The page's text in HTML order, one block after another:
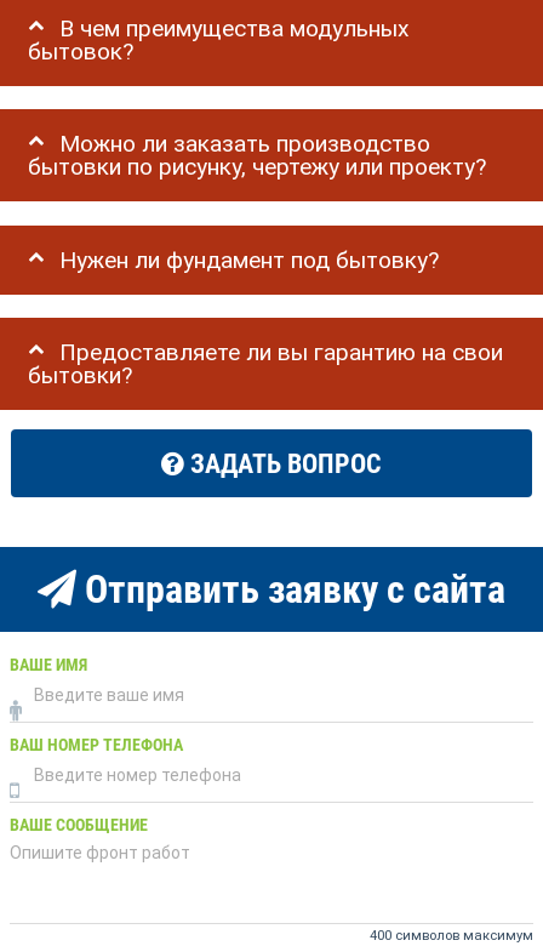
В чем преимущества модульных
бытовок?
Можно ли заказать производство
бытовки по рисунку, чертежу или проекту?
Нужен ли фундамент под бытовку?
Предоставляете ли вы гарантию на свои
бытовки?
ЗАДАТЬ ВОПРОС
Отправить заявку с сайта
ВАШЕ ИМЯ
ВАШ НОМЕР ТЕЛЕФОНА
ВАШЕ СООБЩЕНИЕ
400 символов максимум